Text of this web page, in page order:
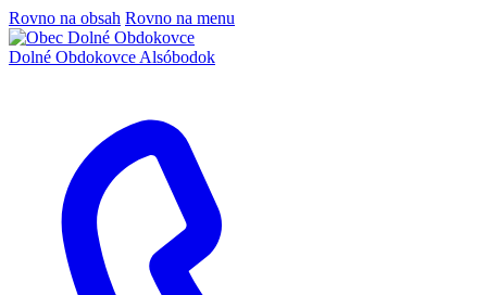
Rovno na obsah Rovno na menu
Dolné Obdokovce Alsóbodok